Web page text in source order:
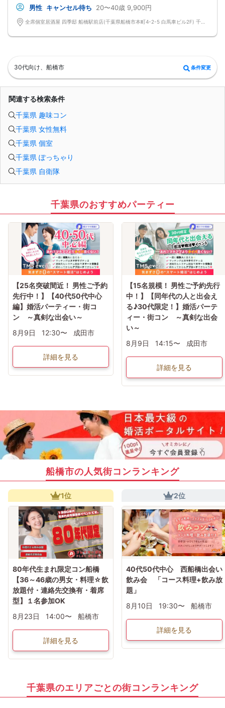
■最少催行人数
男女4対4
■中止判断タイミング
前日20時、または開催6時間前の時点で最少開催人数に満たない場合
■飲食
男性 キャンセル待ち 20〜40歳 9,900円
30代向け、船橋市 条件変更
関連する検索条件
千葉県 趣味コン
千葉県 女性無料
千葉県 個室
千葉県 ぽっちゃり
千葉県 自衛隊
千葉県のおすすめパーティー
【25名突破間近！ 男性ご予約
先行中！】【40代50代中心
編】婚活パーティー・街コ
ン ～真剣な出会い～
8月9日
12:30〜 成田市
詳細を見る
【15名規模！ 男性ご予約先行
中！】【同年代の人と出会え
る♪30代限定！】婚活パーテ
ィー・街コン ～真剣な出会
い～
8月9日
14:15〜 成田市
詳細を見る
船橋市の人気街コンランキング
1位
80年代生まれ限定コン船橋
【36～46歳の男女・料理☆飲
放題付・連絡先交換有・着席
型】１名参加OK
8月23日
14:00〜 船橋市
詳細を見る
2位
40代50代中心 西船橋出会い
飲み会 「コース料理+飲み放
題」
8月10日
19:30〜 船橋市
詳細を見る
千葉県のエリアごとの街コンランキング